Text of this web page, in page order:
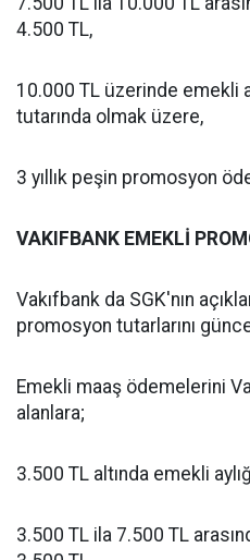
4.500 TL,
10.000 TL üzerinde emekli
tutarında olmak üzere,
3 yıllık peşin promosyon
VAKIFBANK EMEKLİ
Vakıfbank da SGK'nın
promosyon tutarlarını
Emekli maaş ödemelerini
alanlara;
3.500 TL altında emekli
3.500 TL ila 7.500 TL